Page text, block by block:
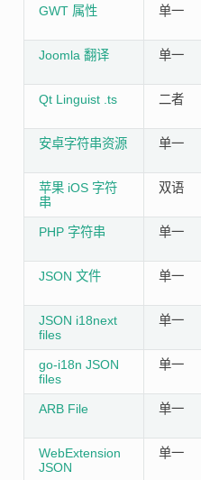
GWT 属性 单一
Joomla 翻译 单一
Qt Linguist .ts 二者
安卓字符串资源 单一
苹果 iOS 字符
串
双语
PHP 字符串 单一
JSON 文件 单一
JSON i18next
files
单一
go-i18n JSON
files
单一
ARB File 单一
WebExtension
JSON
单一